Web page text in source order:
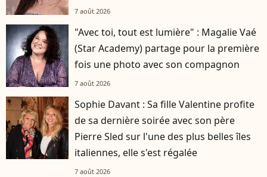
7 août 2026
"Avec toi, tout est lumière" : Magalie Vaé
(Star Academy) partage pour la première
fois une photo avec son compagnon
7 août 2026
Sophie Davant : Sa fille Valentine profite
de sa dernière soirée avec son père
Pierre Sled sur l'une des plus belles îles
italiennes, elle s'est régalée
7 août 2026